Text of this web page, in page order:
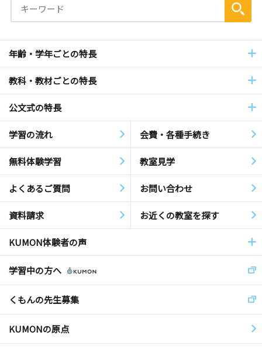
年齢・学年ごとの特長
教科・教材ごとの特長
公文式の特長
学習の流れ 会費・各種手続き
無料体験学習 教室見学
よくあるご質問 お問い合わせ
資料請求 お近くの教室を探す
KUMON体験者の声
学習中の方へ
くもんの先生募集
KUMONの原点